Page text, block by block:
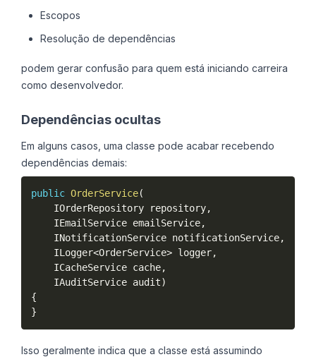
Escopos
Resolução de dependências
podem gerar confusão para quem está iniciando carreira
como desenvolvedor.
Dependências ocultas
Em alguns casos, uma classe pode acabar recebendo
dependências demais:
public OrderService(
    IOrderRepository repository
,
    IEmailService emailService
,
    INotificationService notificationService
,
    ILogger
<OrderService> logger,
    ICacheService cache
,
    IAuditService audit
)
{
}
Isso geralmente indica que a classe está assumindo